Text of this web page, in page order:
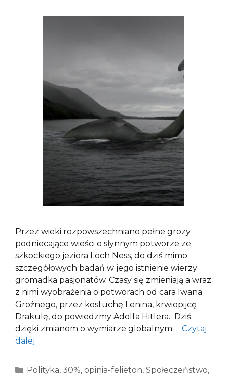
Przez wieki rozpowszechniano pełne grozy
podniecające wieści o słynnym potworze ze
szkockiego jeziora Loch Ness, do dziś mimo
szczegółowych badań w jego istnienie wierzy
gromadka pasjonatów. Czasy się zmieniają a wraz
z nimi wyobrażenia o potworach od cara Iwana
Groźnego, przez kostuchę Lenina, krwiopijcę
Drakulę, do powiedzmy Adolfa Hitlera. Dziś
dzięki zmianom o wymiarze globalnym … Czytaj
dalej
Kategorie
Polityka, 30%, opinia-felieton, Społeczeństwo,